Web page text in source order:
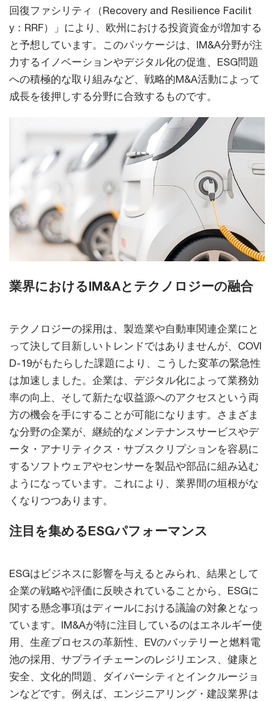
回復ファシリティ（Recovery and Resilience Facilit
y：RRF）」により、欧州における投資資金が増加する
と予想しています。このパッケージは、IM&A分野が注
力するイノベーションやデジタル化の促進、ESG問題
への積極的な取り組みなど、戦略的M&A活動によって
成長を後押しする分野に合致するものです。
業界におけるIM&Aとテクノロジーの融合
テクノロジーの採用は、製造業や自動車関連企業にと
って決して目新しいトレンドではありませんが、COVI
D-19がもたらした課題により、こうした変革の緊急性
は加速しました。企業は、デジタル化によって業務効
率の向上、そして新たな収益源へのアクセスという両
方の機会を手にすることが可能になります。さまざま
な分野の企業が、継続的なメンテナンスサービスやデ
ータ・アナリティクス・サブスクリプションを容易に
するソフトウェアやセンサーを製品や部品に組み込む
ようになっています。これにより、業界間の垣根がな
くなりつつあります。
注目を集めるESGパフォーマンス
ESGはビジネスに影響を与えるとみられ、結果として
企業の戦略や評価に反映されていることから、ESGに
関する懸念事項はディールにおける議論の対象となっ
ています。IM&Aが特に注目しているのはエネルギー使
用、生産プロセスの革新性、EVのバッテリーと燃料電
池の採用、サプライチェーンのレジリエンス、健康と
安全、文化的問題、ダイバーシティとインクルージョ
ンなどです。例えば、エンジニアリング・建設業界は